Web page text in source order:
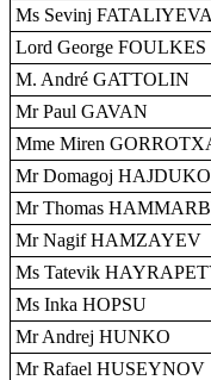
Ms Sevinj FATALIYEVA
Lord George FOULKES
M. André GATTOLIN
Mr Paul GAVAN
Mme Miren
Mr Domagoj
Mr Thomas
Mr Nagif HAMZAYEV
Ms Tatevik
Ms Inka HOPSU
Mr Andrej HUNKO
Mr Rafael HUSEYNOV